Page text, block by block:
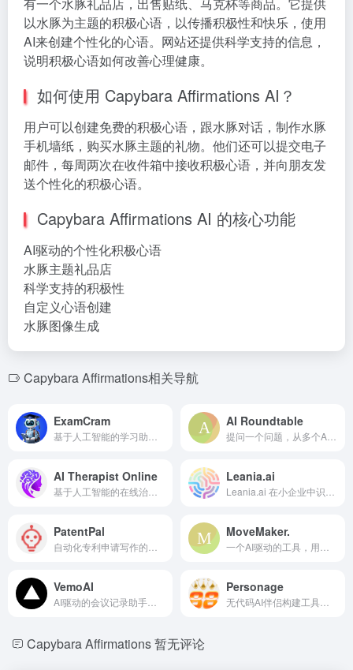
以水豚为主题的积极心语，以传播积极性和快乐，使用
AI来创建个性化的心语。网站还提供科学支持的信息，
说明积极心语如何改善心理健康。
如何使用 Capybara Affirmations AI？
用户可以创建免费的积极心语，跟水豚对话，制作水豚
手机墙纸，购买水豚主题的礼物。他们还可以提交电子
邮件，每周两次在收件箱中接收积极心语，并向朋友发
送个性化的积极心语。
Capybara Affirmations AI 的核心功能
AI驱动的个性化积极心语
水豚主题礼品店
科学支持的积极性
自定义心语创建
水豚图像生成
Capybara Affirmations相关导航
ExamCram AI Roundtable
AI Therapist Online Leania.ai
PatentPal MoveMaker.
VemoAI Personage
Capybara Affirmations暂无评论